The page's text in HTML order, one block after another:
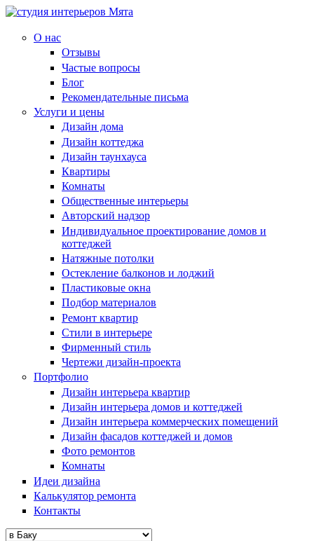
О нас
Отзывы
Частые вопросы
Блог
Рекомендательные письма
Услуги и цены
Дизайн дома
Дизайн коттеджа
Дизайн таунхауса
Квартиры
Комнаты
Общественные интерьеры
Авторский надзор
Индивидуальное проектирование домов и
коттеджей
Натяжные потолки
Остекление балконов и лоджий
Пластиковые окна
Подбор материалов
Ремонт квартир
Стили в интерьере
Фирменный стиль
Чертежи дизайн-проекта
Портфолио
Дизайн интерьера квартир
Дизайн интерьера домов и коттеджей
Дизайн интерьера коммерческих помещений
Дизайн фасадов коттеджей и домов
Фото ремонтов
Комнаты
Идеи дизайна
Калькулятор ремонта
Контакты